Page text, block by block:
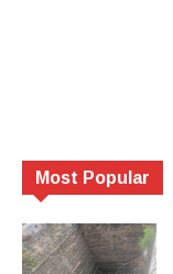
Most Popular